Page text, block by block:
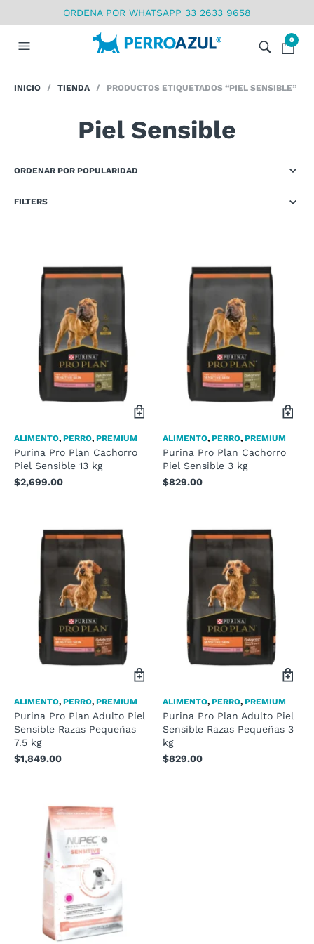
ORDENA POR WHATSAPP 33 2633 9658
0
INICIO / TIENDA / PRODUCTOS ETIQUETADOS “PIEL SENSIBLE”
Piel Sensible
FILTERS
ALIMENTO, PERRO, PREMIUM
Purina Pro Plan Cachorro
Piel Sensible 13 kg
$2,699.00
ALIMENTO,PERRO,PREMIUM
Purina Pro Plan Cachorro
Piel Sensible 3 kg
$829.00
ALIMENTO, PERRO, PREMIUM
Purina Pro Plan Adulto Piel
Sensible Razas Pequeñas
7.5 kg
$1,849.00
ALIMENTO,PERRO,PREMIUM
Purina Pro Plan Adulto Piel
Sensible Razas Pequeñas 3
kg
$829.00